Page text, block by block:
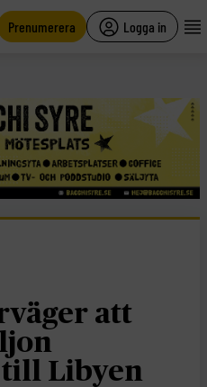
Prenumerera Logga in
att
Libyen